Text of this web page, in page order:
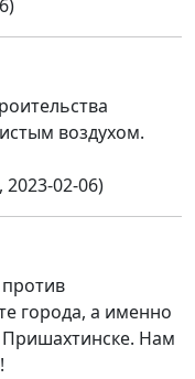
воздухом.
2023-02-06)
города, а именно
Пришахтинске. Нам